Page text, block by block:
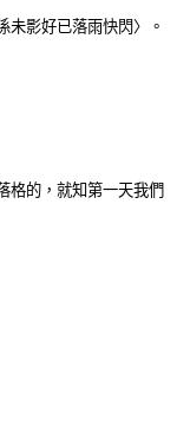
未影好已落雨快閃〉。
格的，就知第一天我們